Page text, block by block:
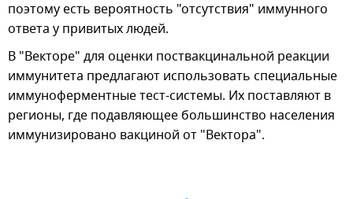
поэтому есть вероятность "отсутствия" иммунного
ответа у привитых людей.
В "Векторе" для оценки поствакцинальной реакции
иммунитета предлагают использовать специальные
иммуноферментные тест-системы. Их поставляют в
регионы, где подавляющее большинство населения
иммунизировано вакциной от "Вектора".